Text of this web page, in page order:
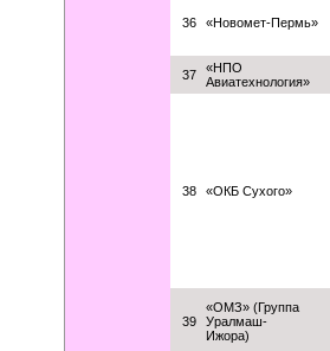
36 «Новомет-Пермь»
37
«НПО
Авиатехнология»
38 «ОКБ Сухого»
39
«ОМЗ» (Группа
Уралмаш-
Ижора)